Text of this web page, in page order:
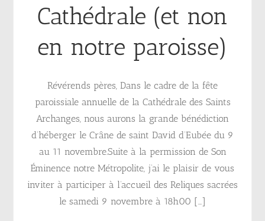
Cathédrale (et non
en notre paroisse)
Révérends pères, Dans le cadre de la fête
paroissiale annuelle de la Cathédrale des Saints
Archanges, nous aurons la grande bénédiction
d’héberger le Crâne de saint David d’Eubée du 9
au 11 novembre.Suite à la permission de Son
Éminence notre Métropolite, j’ai le plaisir de vous
inviter à participer à l’accueil des Reliques sacrées
le samedi 9 novembre à 18h00 […]